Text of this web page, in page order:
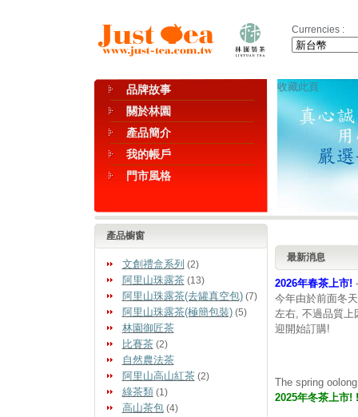
Currencies :
品牌故事
關於林園
產品簡介
我的帳戶
門市風格
收藏此頁
產品櫥窗
文創禮盒系列 (2)
阿里山珠露茶(13)
阿里山珠露茶(去罐真空包)(7)
阿里山珠露茶(極簡包裝)(5)
林園御匠茶
比賽茶(2)
自然農法茶
阿里山高山紅茶(2)
綠茶類 (1)
高山茶包(4)
最新消息
2026年春茶上市!
今年由於前面冬
左右, 不過品質上
迎開始訂購!
The spring
2025年冬茶上市! !